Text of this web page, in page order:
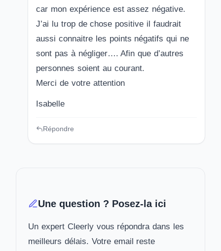
car mon expérience est assez négative.
J’ai lu trop de chose positive il faudrait
aussi connaitre les points négatifs qui ne
sont pas à négliger…. Afin que d’autres
personnes soient au courant.
Merci de votre attention
Isabelle
Répondre
Une question ? Posez-la ici
Un expert Cleerly vous répondra dans les
meilleurs délais. Votre email reste